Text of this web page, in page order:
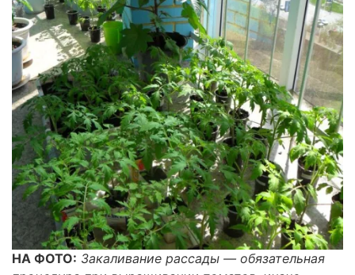
НА ФОТО: Закаливание рассады — обязательная